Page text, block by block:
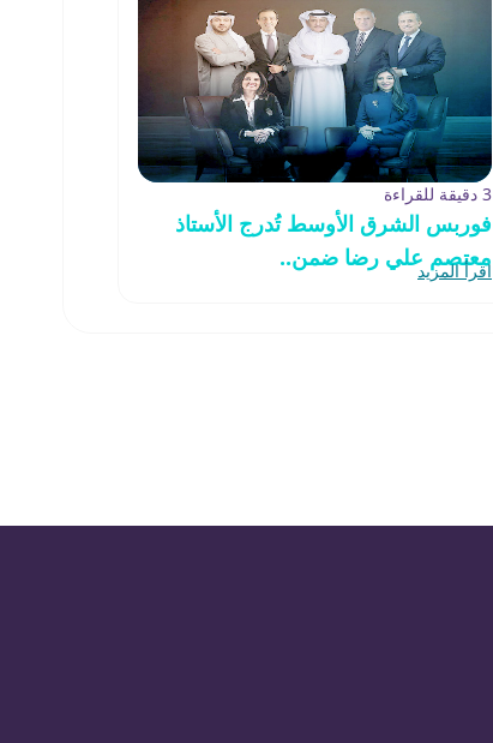
3 دقيقة للقراءة
فوربس الشرق الأوسط تُدرج الأستاذ
معتصم علي رضا ضمن..
اقرأ المزيد